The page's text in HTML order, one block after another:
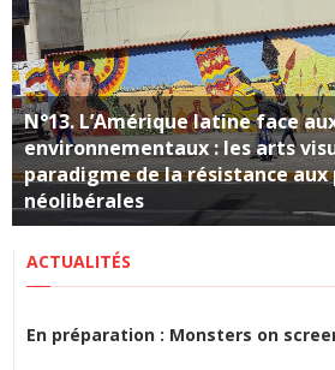
N°13. L’Amérique latine face
environnementaux : les arts
paradigme de la résistance
néolibérales
ACTUALITÉS
En préparation : Monsters on